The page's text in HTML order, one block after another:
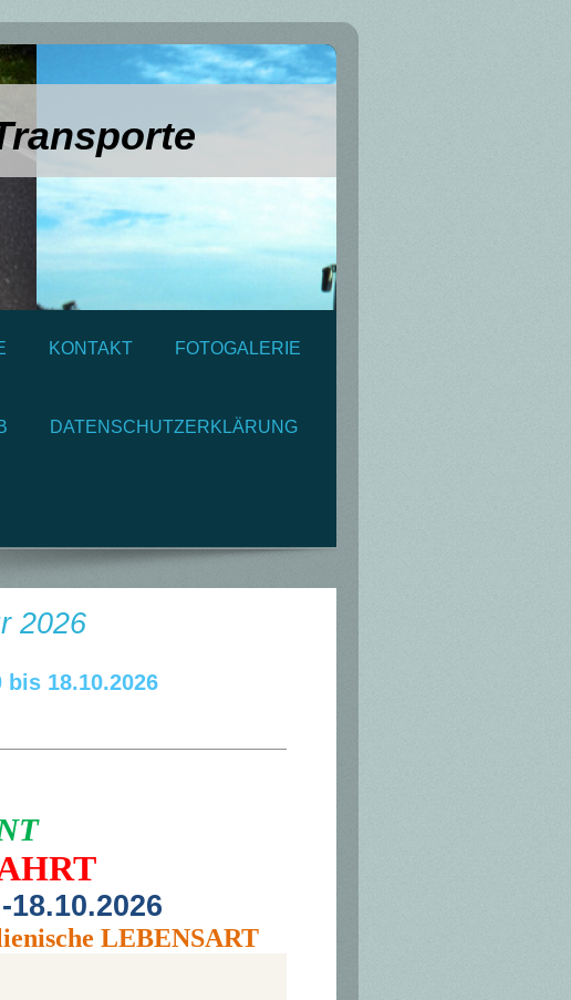
KONTAKT FOTOGALERIE
DATENSCHUTZERKLÄRUNG
2026
18.10.2026
LEBENSART